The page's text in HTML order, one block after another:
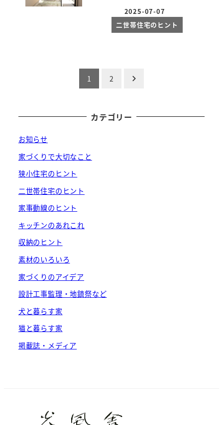
投稿日
2025-07-07
二世帯住宅のヒント
の
ペ
ー
ジ
送
り
1 2
カテゴリー
お知らせ
家づくりで大切なこと
狭小住宅のヒント
二世帯住宅のヒント
家事動線のヒント
キッチンのあれこれ
収納のヒント
素材のいろいろ
家づくりのアイデア
設計工事監理・地鎮祭など
犬と暮らす家
猫と暮らす家
掲載誌・メディア